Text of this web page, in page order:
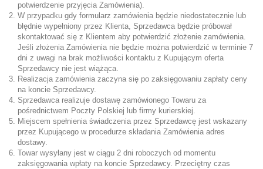
potwierdzenie przyjęcia Zamówienia).
W przypadku gdy formularz zamówienia będzie niedostatecznie lub
błędnie wypełniony przez Klienta, Sprzedawca będzie próbował
skontaktować się z Klientem aby potwierdzić złożenie zamówienia.
Jeśli złożenia Zamówienia nie będzie można potwierdzić w terminie 7
dni z uwagi na brak możliwości kontaktu z Kupującym oferta
Sprzedawcy nie jest wiążąca.
Realizacja zamówienia zaczyna się po zaksięgowaniu zapłaty ceny
na koncie Sprzedawcy.
Sprzedawca realizuje dostawę zamówionego Towaru za
pośrednictwem Poczty Polskiej lub firmy kurierskiej.
Miejscem spełnienia świadczenia przez Sprzedawcę jest wskazany
przez Kupującego w procedurze składania Zamówienia adres
dostawy.
Towar wysyłany jest w ciągu 2 dni roboczych od momentu
zaksięgowania wpłaty na koncie Sprzedawcy. Przeciętny czas